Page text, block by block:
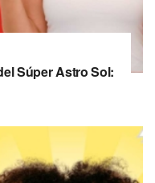
Súper Astro Sol: